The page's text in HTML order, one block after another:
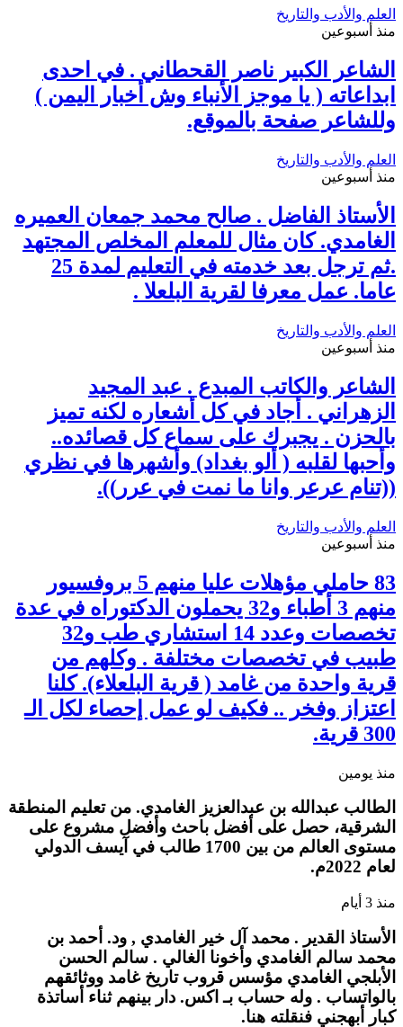
العلم والأدب والتاريخ
منذ أسبوعين
الشاعر الكبير ناصر القحطاني . في احدى
ابداعاته ( يا موجز الأنباء وش أخبار اليمن )
وللشاعر صفحة بالموقع.
العلم والأدب والتاريخ
منذ أسبوعين
الأستاذ الفاضل . صالح محمد جمعان العميره
الغامدي. كان مثال للمعلم المخلص المجتهد
.ثم ترجل بعد خدمته في التعليم لمدة 25
عاما. عمل معرفا لقرية البلعلا .
العلم والأدب والتاريخ
منذ أسبوعين
الشاعر والكاتب المبدع . عبد المجيد
الزهراني . أجاد في كل أشعاره لكنه تميز
بالحزن . يجبرك على سماع كل قصائده..
وأحبها لقلبه ( ألو بغداد) وأشهرها في نظري
((تنام عرعر وانا ما نمت في عرر)).
العلم والأدب والتاريخ
منذ أسبوعين
83 حاملي مؤهلات عليا منهم 5 بروفسيور
منهم 3 أطباء و32 يحملون الدكتوراه في عدة
تخصصات وعدد 14 استشاري طب و32
طبيب في تخصصات مختلفة . وكلهم من
قرية واحدة من غامد ( قرية البلعلاء). كلنا
اعتزاز وفخر .. فكيف لو عمل إحصاء لكل الـ
300 قرية.
منذ يومين
الطالب عبدالله بن عبدالعزيز الغامدي. من تعليم المنطقة
الشرقية، حصل على أفضل باحث وأفضل مشروع على
مستوى العالم من بين 1700 طالب في آيسف الدولي
لعام 2022م.
منذ 3 أيام
الأستاذ القدير . محمد آل خير الغامدي , ود. أحمد بن
محمد سالم الغامدي وأخونا الغالي . سالم الحسن
الأبلجي الغامدي مؤسس قروب تاريخ غامد ووثائقهم
بالواتساب . وله حساب بـ اكس. دار بينهم ثناء أساتذة
كبار أبهجني فنقلته هنا.